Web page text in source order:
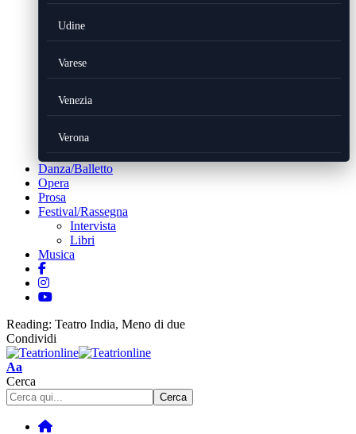
Udine
Varese
Venezia
Verona
Danza/Balletto
Opera
Prosa
Festival/Rassegna
Intervista
Libri
Musica
Reading: Teatro India, Meno di due
Condividi
Font
Resizer
Aa
Cerca